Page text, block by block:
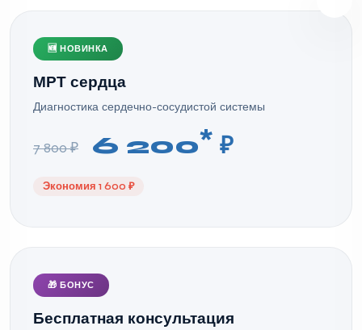
🆕 НОВИНКА
МРТ сердца
Диагностика сердечно-сосудистой системы
7 800 ₽ 6 200* ₽
Экономия 1 600 ₽
🎁 БОНУС
Бесплатная консультация